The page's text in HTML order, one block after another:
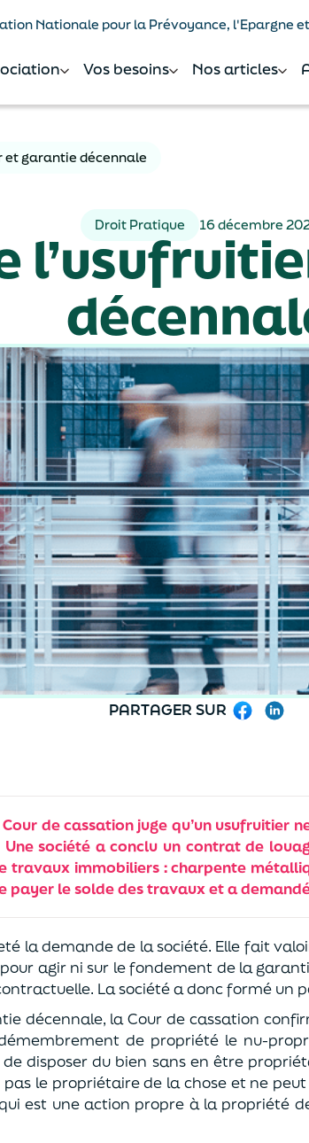
Nationale pour la Prévoyance, l'Epargne
Vos besoins Nos articles
et garantie décennale
Droit Pratique 16 décembre
PARTAGER SUR
de cassation juge qu’un usufruitier
société a conclu un contrat de
travaux immobiliers : charpente
payer le solde des travaux et a
la demande de la société. Elle fait
agir ni sur le fondement de la
La société a donc formé un
décennale, la Cour de cassation
de propriété le nu-
de disposer du bien sans en être
pas le propriétaire de la chose et ne
est une action propre à la propriété